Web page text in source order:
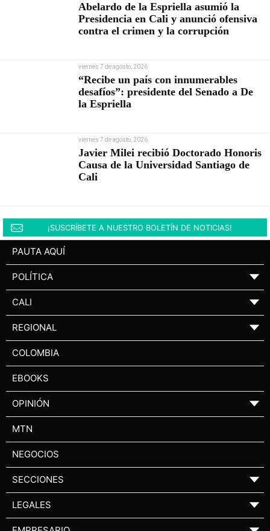
Abelardo de la Espriella asumió la
Presidencia en Cali y anunció ofensiva
contra el crimen y la corrupción
viernes 7 de agosto, 2026
“Recibe un país con innumerables
desafíos”: presidente del Senado a De
la Espriella
viernes 7 de agosto, 2026
Javier Milei recibió Doctorado Honoris
Causa de la Universidad Santiago de
Cali
¡SUSCRÍBETE A NUESTRO BOLETÍN DE NOTICIAS!
PAUTA AQUÍ
POLÍTICA ▼
CALI ▼
REGIONAL ▼
COLOMBIA
EBOOKS
OPINIÓN ▼
MTN
NEGOCIOS
SECCIONES ▼
LEGALES ▼